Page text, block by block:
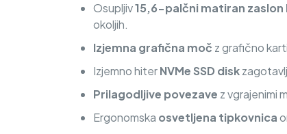
Osupljiv15,6-palčni matiran zaslon
okoljih.
Izjemna grafična moč z grafično
Izjemno hiterNVMe SSD disk
Prilagodljive povezave z vgrajenimi
Ergonomska osvetljena tipkovnica